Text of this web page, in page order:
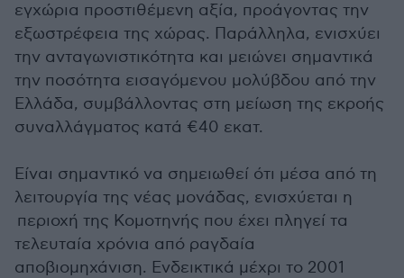
εγχώρια προστιθέμενη αξία, προάγοντας την
εξωστρέφεια της χώρας. Παράλληλα, ενισχύει
την ανταγωνιστικότητα και μειώνει σημαντικά
την ποσότητα εισαγόμενου μολύβδου από την
Ελλάδα, συμβάλλοντας στη μείωση της εκροής
συναλλάγματος κατά €40 εκατ.
Είναι σημαντικό να σημειωθεί ότι μέσα από τη
λειτουργία της νέας μονάδας, ενισχύεται η
περιοχή της Κομοτηνής που έχει πληγεί τα
τελευταία χρόνια από ραγδαία
αποβιομηχάνιση. Ενδεικτικά μέχρι το 2001